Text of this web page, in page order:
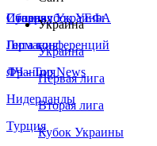
Сборная Украины
Италия
Германия
Франция
Нидерланды
Турция
Суперкубок УЕФА
Лига конференций
ЛЧ - Top News
Украина
Украина
Первая лига
Вторая лига
Кубок Украины